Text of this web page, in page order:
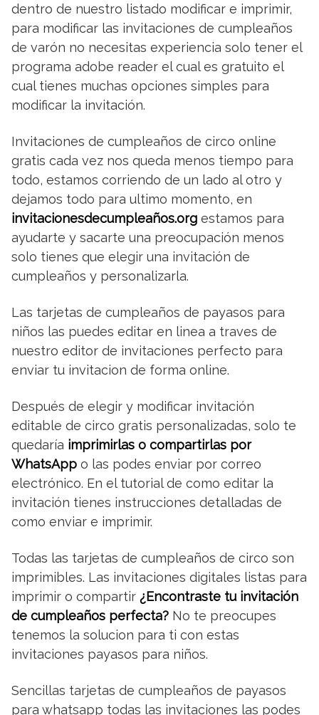
dentro de nuestro listado modificar e imprimir,
para modificar las invitaciones de cumpleaños
de varón no necesitas experiencia solo tener el
programa adobe reader el cual es gratuito el
cual tienes muchas opciones simples para
modificar la invitación.
Invitaciones de cumpleaños de circo online
gratis cada vez nos queda menos tiempo para
todo, estamos corriendo de un lado al otro y
dejamos todo para ultimo momento, en
invitacionesdecumpleaños.org estamos para
ayudarte y sacarte una preocupación menos
solo tienes que elegir una invitación de
cumpleaños y personalizarla.
Las tarjetas de cumpleaños de payasos para
niños las puedes editar en linea a traves de
nuestro editor de invitaciones perfecto para
enviar tu invitacion de forma online.
Después de elegir y modificar invitación
editable de circo gratis personalizadas, solo te
quedaría imprimirlas o compartirlas por
WhatsApp o las podes enviar por correo
electrónico. En el tutorial de como editar la
invitación tienes instrucciones detalladas de
como enviar e imprimir.
Todas las tarjetas de cumpleaños de circo son
imprimibles. Las invitaciones digitales listas para
imprimir o compartir ¿Encontraste tu invitación
de cumpleaños perfecta? No te preocupes
tenemos la solucion para ti con estas
invitaciones payasos para niños.
Sencillas tarjetas de cumpleaños de payasos
para whatsapp todas las invitaciones las podes